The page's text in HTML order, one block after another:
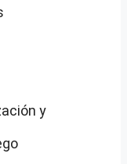
y